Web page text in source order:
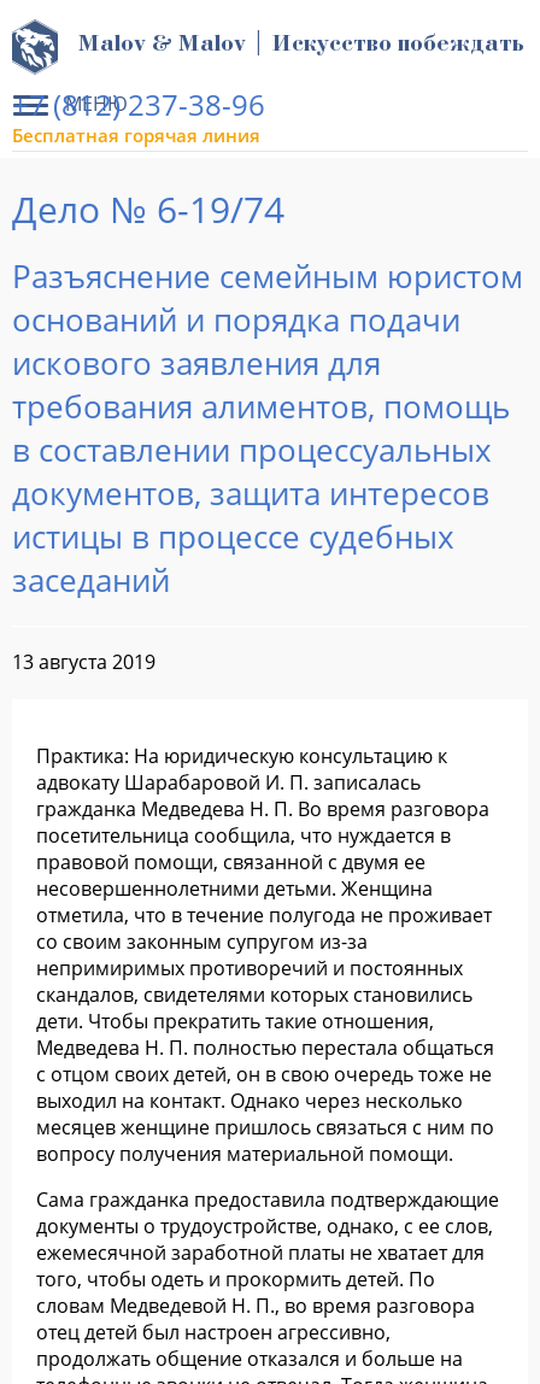
МЕНЮ
Malov & Malov | Искусство побеждать
+7 (812) 237-38-96
Бесплатная горячая линия
Дело № 6-19/74
Разъяснение семейным юристом
оснований и порядка подачи
искового заявления для
требования алиментов, помощь
в составлении процессуальных
документов, защита интересов
истицы в процессе судебных
заседаний
13 августа 2019
Практика: На юридическую консультацию к
адвокату Шарабаровой И. П. записалась
гражданка Медведева Н. П. Во время разговора
посетительница сообщила, что нуждается в
правовой помощи, связанной с двумя ее
несовершеннолетними детьми. Женщина
отметила, что в течение полугода не проживает
со своим законным супругом из-за
непримиримых противоречий и постоянных
скандалов, свидетелями которых становились
дети. Чтобы прекратить такие отношения,
Медведева Н. П. полностью перестала общаться
с отцом своих детей, он в свою очередь тоже не
выходил на контакт. Однако через несколько
месяцев женщине пришлось связаться с ним по
вопросу получения материальной помощи.
Сама гражданка предоставила подтверждающие
документы о трудоустройстве, однако, с ее слов,
ежемесячной заработной платы не хватает для
того, чтобы одеть и прокормить детей. По
словам Медведевой Н. П., во время разговора
отец детей был настроен агрессивно,
продолжать общение отказался и больше на